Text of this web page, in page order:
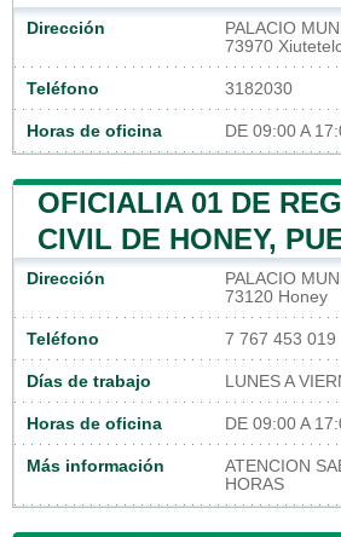
Dirección
PALACIO
73970
Teléfono 3182030
Horas de oficina DE 09:00 A
OFICIALIA 01 DE
CIVIL DE HONEY,
Dirección
PALACIO
73120 Honey
Teléfono 7 767 453 019
Días de trabajo LUNES A
Horas de oficina DE 09:00 A
Más información
ATENCION
HORAS